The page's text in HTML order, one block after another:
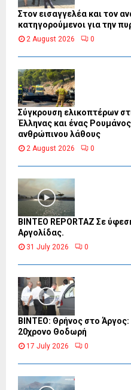
Στον εισαγγελέα και τον
κατηγορούμενοι για την
2 August 2026 0
Σύγκρουση ελικοπτέρων
Έλληνας και ένας
ανθρώπινου λάθους
2 August 2026 0
BINTEO REPORTAZ Σε
Αργολίδας.
31 July 2026 0
ΒΙΝΤΕΟ: Θρήνος στο Άργος:
20χρονο Θοδωρή
17 July 2026 0